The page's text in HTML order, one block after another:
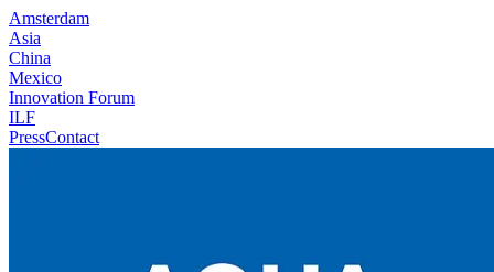
Amsterdam
Asia
China
Mexico
Innovation Forum
ILF
PressContact